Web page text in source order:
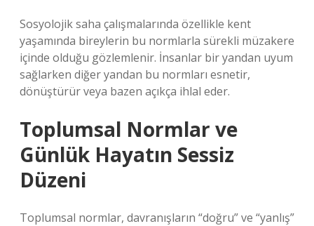
Sosyolojik saha çalışmalarında özellikle kent
yaşamında bireylerin bu normlarla sürekli müzakere
içinde olduğu gözlemlenir. İnsanlar bir yandan uyum
sağlarken diğer yandan bu normları esnetir,
dönüştürür veya bazen açıkça ihlal eder.
Toplumsal Normlar ve
Günlük Hayatın Sessiz
Düzeni
Toplumsal normlar, davranışların “doğru” ve “yanlış”